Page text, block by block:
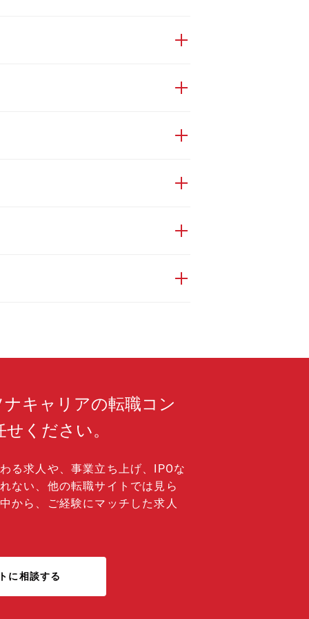
キャリアの転職コン
ください。
る求人や、事業立ち上げ、IPOな
ない、他の転職サイトでは見ら
から、ご経験にマッチした求人
に相談する